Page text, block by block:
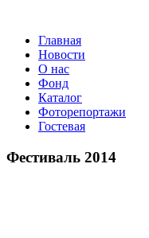
Главная
Новости
О нас
Фонд
Каталог
Фоторепортажи
Гостевая
Фестиваль 2014